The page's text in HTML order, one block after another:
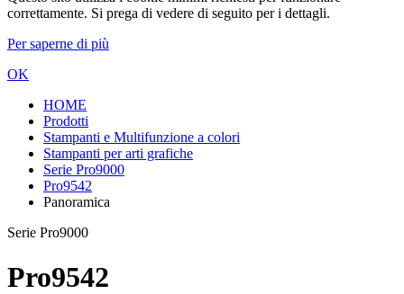
correttamente. Si prega di vedere di seguito per i dettagli.
Per saperne di più
OK
HOME
Prodotti
Stampanti e Multifunzione a colori
Stampanti per arti grafiche
Serie Pro9000
Pro9542
Panoramica
Serie Pro9000
Pro9542